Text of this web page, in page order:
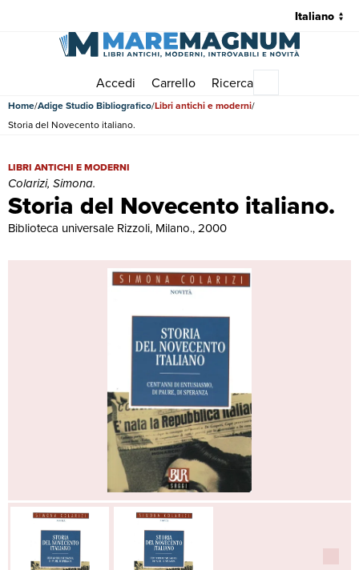
Accedi Carrello Ricerca
Home Adige Studio Bibliografico Libri antichi e moderni
Storia del Novecento italiano.
Storia del Novecento italiano.
Storia del Novecento italiano. | Libri antichi e moderni | Colarizi,
LIBRI ANTICHI E MODERNI
Colarizi, Simona.
Biblioteca universale Rizzoli, Milano., 2000